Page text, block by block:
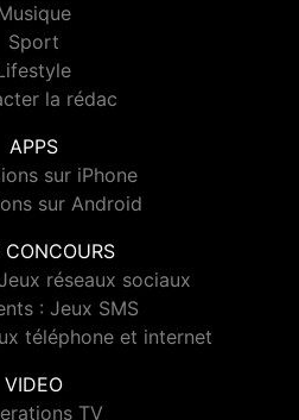
Sport
la rédac
APPS
sur iPhone
sur Android
réseaux sociaux
: Jeux SMS
téléphone et internet
VIDEO
TV